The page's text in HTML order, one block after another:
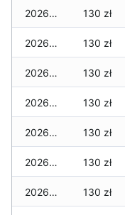
2026-07-05 130 zł
2026-07-04 130 zł
2026-07-03 130 zł
2026-07-02 130 zł
2026-07-01 130 zł
2026-06-30 130 zł
2026-06-28 130 zł